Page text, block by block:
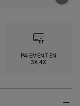
PAIEMENT EN
3X,4X